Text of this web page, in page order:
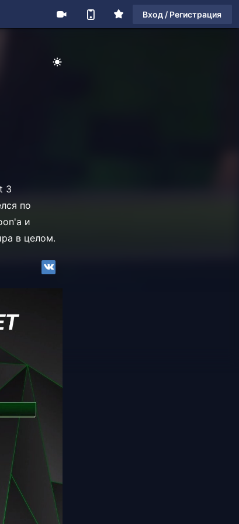
Вход / Регистрация
3
по
и
в целом.